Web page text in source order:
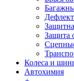
Защита
Колеса и
Автохимия